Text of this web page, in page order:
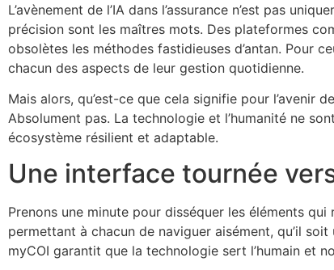
L’avènement de l’IA dans l’assurance n’est pas
précision sont les maîtres mots. Des plateformes
obsolètes les méthodes fastidieuses d’antan. Pour
chacun des aspects de leur gestion quotidienne.
Mais alors, qu’est-ce que cela signifie pour l’avenir
Absolument pas. La technologie et l’humanité ne
écosystème résilient et adaptable.
Une interface tournée
Prenons une minute pour disséquer les éléments
permettant à chacun de naviguer aisément, qu’il
myCOI garantit que la technologie sert l’humain et